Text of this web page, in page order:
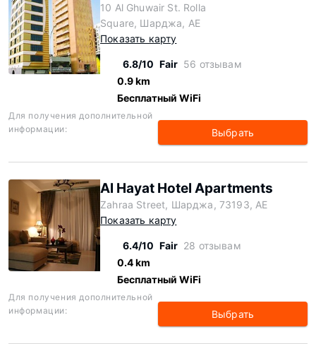
10 Al Ghuwair St. Rolla
Square, Шарджа, AE
Показать карту
6.8/10 Fair 56 отзывам
0.9 km
Бесплатный WiFi
Для получения дополнительной
информации:
Выбрать
Al Hayat Hotel Apartments
Zahraa Street, Шарджа, 73193, AE
Показать карту
6.4/10 Fair 28 отзывам
0.4 km
Бесплатный WiFi
Для получения дополнительной
информации:
Выбрать